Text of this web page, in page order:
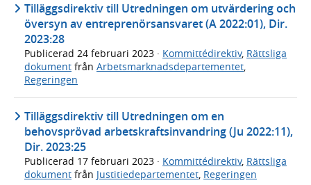
Tilläggsdirektiv till Utredningen om utvärdering och
översyn av entreprenörsansvaret (A 2022:01), Dir.
2023:28
Publicerad 24 februari 2023 · Kommittédirektiv, Rättsliga
dokument från Arbetsmarknadsdepartementet,
Regeringen
Tilläggsdirektiv till Utredningen om en
behovsprövad arbetskraftsinvandring (Ju 2022:11),
Dir. 2023:25
Publicerad 17 februari 2023 · Kommittédirektiv, Rättsliga
dokument från Justitiedepartementet, Regeringen